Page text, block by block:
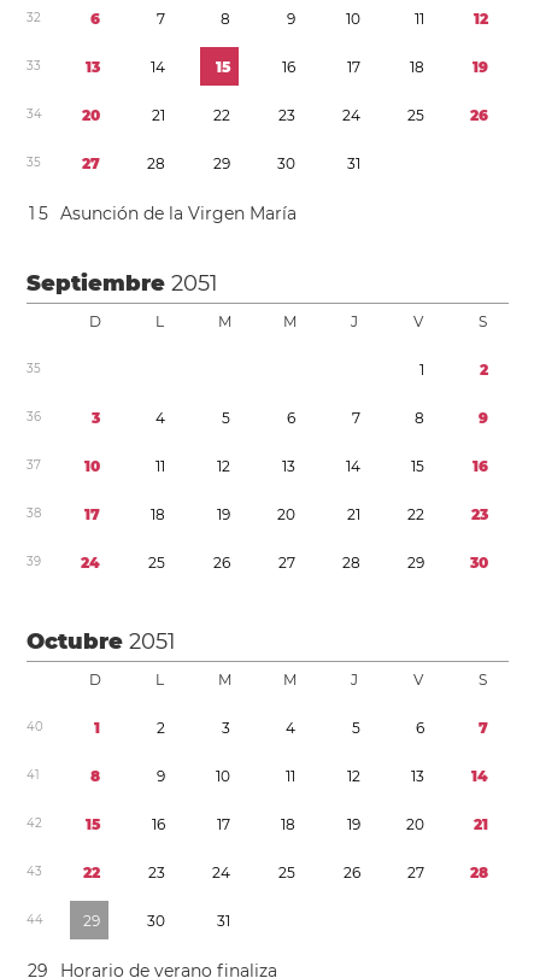
32 6 7 8 9 10 11 12
33 13 14 15 16 17 18 19
34 20 21 22 23 24 25 26
35 27 28 29 30 31
1 5 Asunción de la Virgen María
Septiembre2051
D L M M J V S
35 1 2
36 3 4 5 6 7 8 9
37 10 11 12 13 14 15 16
38 17 18 19 20 21 22 23
39 24 25 26 27 28 29 30
Octubre2051
D L M M J V S
40 1 2 3 4 5 6 7
41 8 9 10 11 12 13 14
42 15 16 17 18 19 20 21
43 22 23 24 25 26 27 28
44 29 30 31
29 Horario de verano finaliza